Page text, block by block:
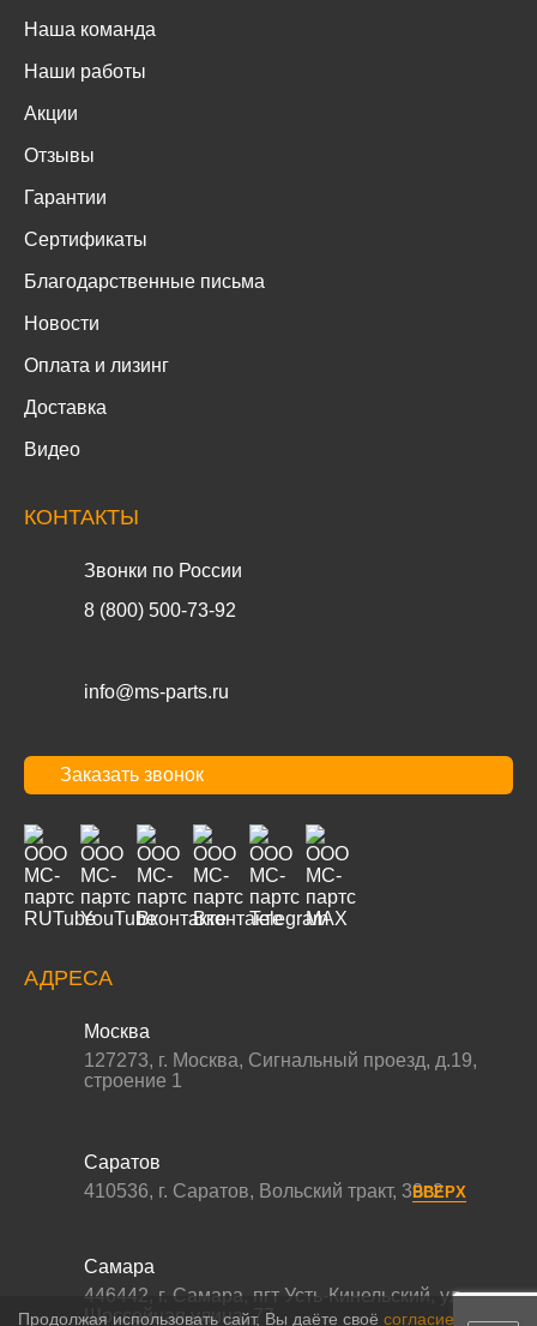
Наша команда
Наши работы
Акции
Отзывы
Гарантии
Сертификаты
Благодарственные письма
Новости
Оплата и лизинг
Доставка
Видео
КОНТАКТЫ
Звонки по России
8 (800) 500-73-92
info@ms-parts.ru
Заказать звонок
АДРЕСА
Москва
127273, г. Москва, Сигнальный проезд, д.19,
строение 1
Саратов
410536, г. Саратов, Вольский тракт, 39с2
Самара
446442 г. Самара пгт Усть-Кинельский, ул.
Шоссейная улица, 77,
Продолжая использовать сайт, Вы даёте своё согласие
ВВЕРХ